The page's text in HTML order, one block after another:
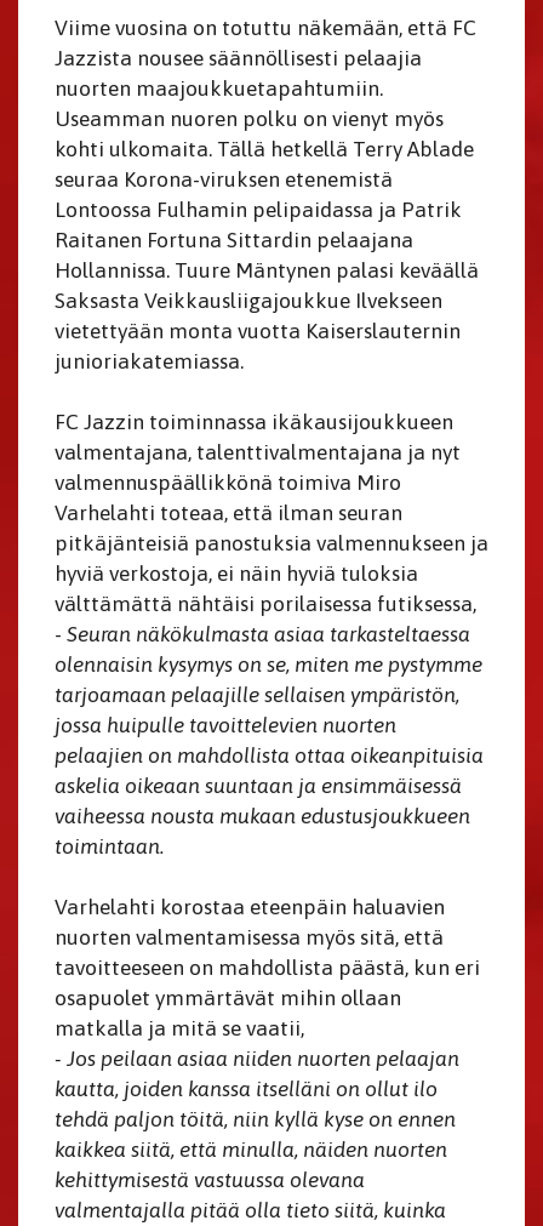
Viime vuosina on totuttu näkemään, että FC
Jazzista nousee säännöllisesti pelaajia
nuorten maajoukkuetapahtumiin.
Useamman nuoren polku on vienyt myös
kohti ulkomaita. Tällä hetkellä Terry Ablade
seuraa Korona-viruksen etenemistä
Lontoossa Fulhamin pelipaidassa ja Patrik
Raitanen Fortuna Sittardin pelaajana
Hollannissa. Tuure Mäntynen palasi keväällä
Saksasta Veikkausliigajoukkue Ilvekseen
vietettyään monta vuotta Kaiserslauternin
junioriakatemiassa.
FC Jazzin toiminnassa ikäkausijoukkueen
valmentajana, talenttivalmentajana ja nyt
valmennuspäällikkönä toimiva Miro
Varhelahti toteaa, että ilman seuran
pitkäjänteisiä panostuksia valmennukseen ja
hyviä verkostoja, ei näin hyviä tuloksia
välttämättä nähtäisi porilaisessa futiksessa,
- Seuran näkökulmasta asiaa tarkasteltaessa
olennaisin kysymys on se, miten me pystymme
tarjoamaan pelaajille sellaisen ympäristön,
jossa huipulle tavoittelevien nuorten
pelaajien on mahdollista ottaa oikeanpituisia
askelia oikeaan suuntaan ja ensimmäisessä
vaiheessa nousta mukaan edustusjoukkueen
toimintaan.
Varhelahti korostaa eteenpäin haluavien
nuorten valmentamisessa myös sitä, että
tavoitteeseen on mahdollista päästä, kun eri
osapuolet ymmärtävät mihin ollaan
matkalla ja mitä se vaatii,
- Jos peilaan asiaa niiden nuorten pelaajan
kautta, joiden kanssa itselläni on ollut ilo
tehdä paljon töitä, niin kyllä kyse on ennen
kaikkea siitä, että minulla, näiden nuorten
kehittymisestä vastuussa olevana
valmentajalla pitää olla tieto siitä, kuinka